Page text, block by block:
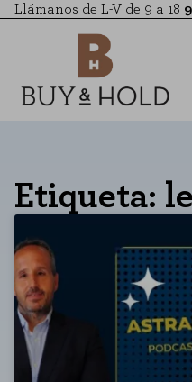
Llámanos de L-V de 9 a 18
Etiqueta: